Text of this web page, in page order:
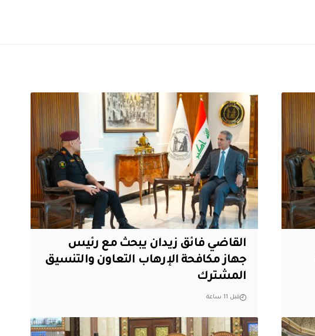
القاضي فائق زيدان يبحث مع رئيس
جهاز مكافحة الإرهاب التعاون والتنسيق
المشترك
قبل 11 ساعة